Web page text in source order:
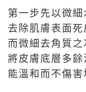
第一步先以微細
去除肌膚表面死
而微細去角質
將皮膚底層多餘
能溫和而不傷害